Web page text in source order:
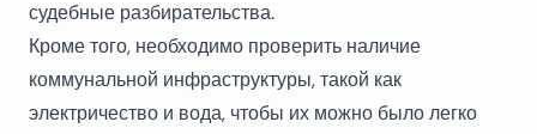
судебные разбирательства.
Кроме того, необходимо проверить наличие
коммунальной инфраструктуры, такой как
электричество и вода, чтобы их можно было легко